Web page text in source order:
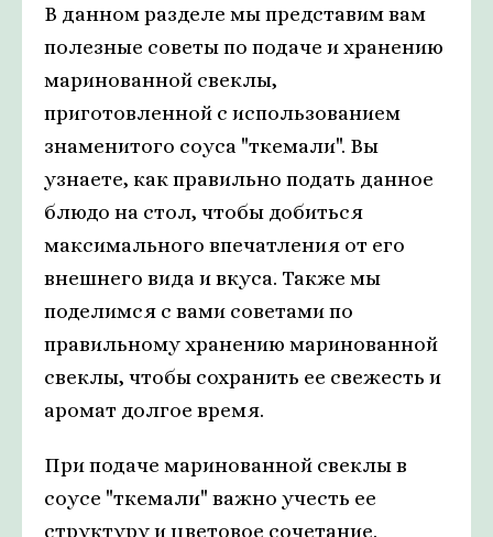
В данном разделе мы представим вам
полезные советы по подаче и хранению
маринованной свеклы,
приготовленной с использованием
знаменитого соуса "ткемали". Вы
узнаете, как правильно подать данное
блюдо на стол, чтобы добиться
максимального впечатления от его
внешнего вида и вкуса. Также мы
поделимся с вами советами по
правильному хранению маринованной
свеклы, чтобы сохранить ее свежесть и
аромат долгое время.
При подаче маринованной свеклы в
соусе "ткемали" важно учесть ее
структуру и цветовое сочетание.